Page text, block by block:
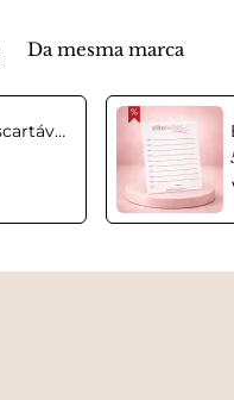
Da mesma marca
Autocolantes Descartáveis para Pedra Jade de Cola – Pack 20 Unidades